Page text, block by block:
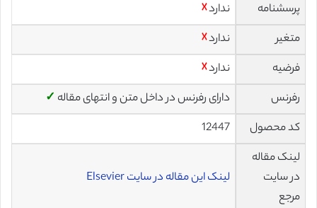
پرسشنامه ندارد☓
متغیر
ندارد☓
فرضیه
ندارد☓
رفرنس
دارای رفرنس در داخل متن و انتهای مقاله ✓
کد محصول
12447
لینک مقاله
در سایت
مرجع
لینک این مقاله در سایت Elsevier